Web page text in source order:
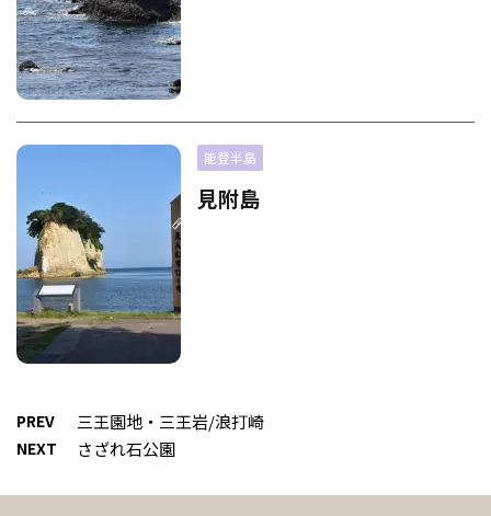
能登半島
見附島
PREV 三王園地・三王岩/浪打崎
NEXT さざれ石公園